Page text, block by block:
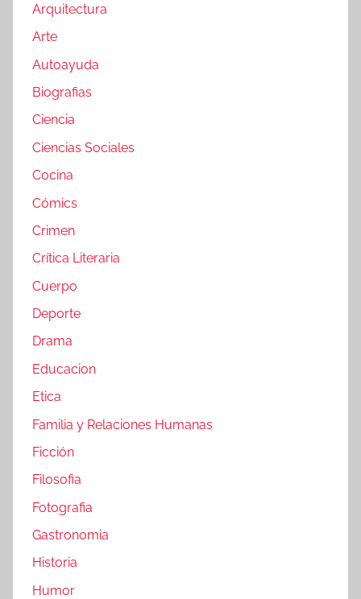
Arquitectura
Arte
Autoayuda
Biografias
Ciencia
Ciencias Sociales
Cocina
Cómics
Crimen
Crítica Literaria
Cuerpo
Deporte
Drama
Educacion
Etica
Familia y Relaciones Humanas
Ficción
Filosofia
Fotografia
Gastronomia
Historia
Humor